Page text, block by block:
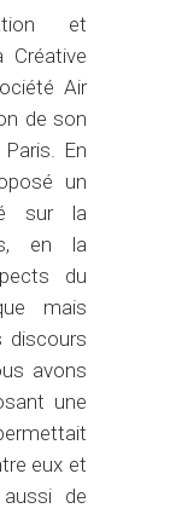
et
Créative
Air
de son
En
un
sur la
en la
du
mais
discours
avons
une
eux et
de